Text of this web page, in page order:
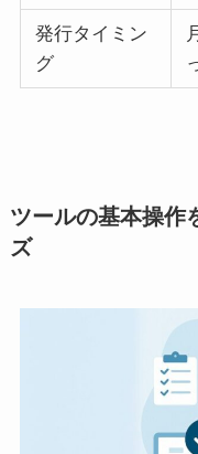
発行タイミン
グ
ツールの基本操作
ズ